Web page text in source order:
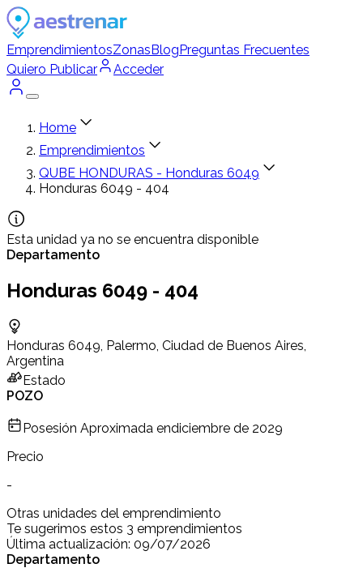
EmprendimientosZonasBlogPreguntas Frecuentes
Quiero Publicar
Acceder
Home
Emprendimientos
QUBE HONDURAS - Honduras 6049
Honduras 6049 - 404
Esta unidad ya no se encuentra disponible
Departamento
Honduras 6049 - 404
Honduras 6049, Palermo, Ciudad de Buenos Aires,
Argentina
Estado
POZO
Posesión Aproximada endiciembre de 2029
Precio
-
Otras unidades del emprendimiento
Te sugerimos estos 3 emprendimientos
Última actualización: 09/07/2026
Departamento